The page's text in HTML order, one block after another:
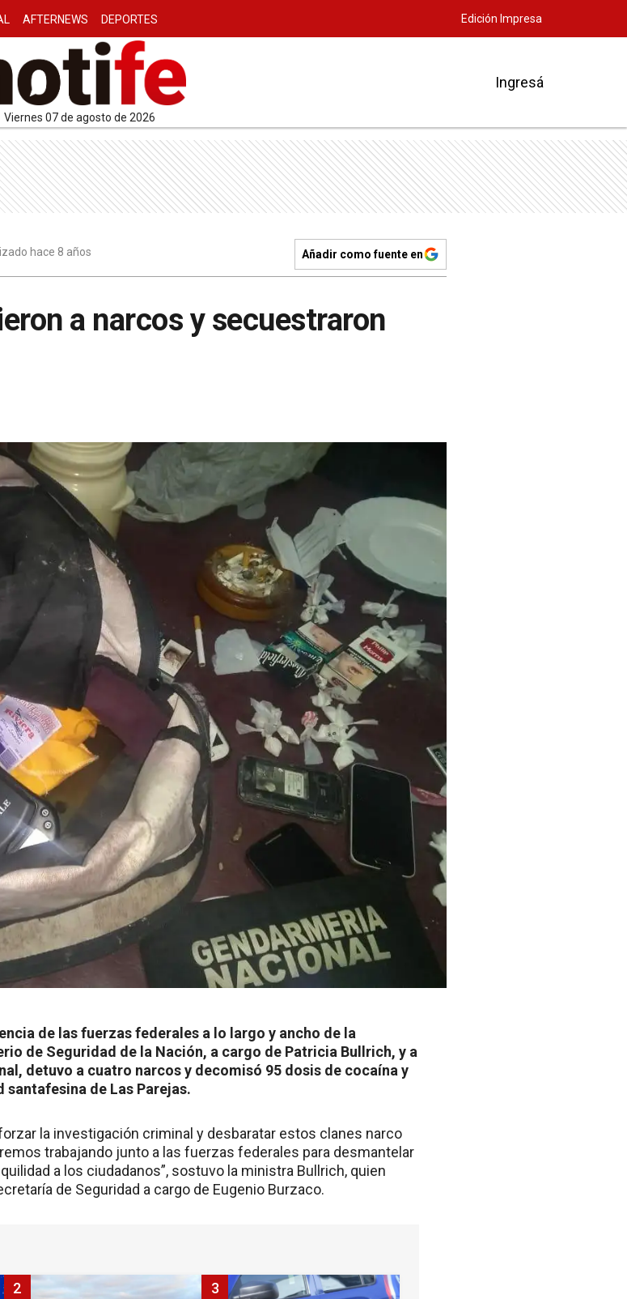
AFTERNEWS DEPORTES Edición Impresa
viernes 07 de agosto de 2026
Ingresá
hace 8 años Añadir como fuente en
a narcos y secuestraron
de las fuerzas federales a lo largo y ancho de la
de Seguridad de la Nación, a cargo de Patricia Bullrich, y a
detuvo a cuatro narcos y decomisó 95 dosis de cocaína y
de Las Parejas.
la investigación criminal y desbaratar estos clanes narco
trabajando junto a las fuerzas federales para desmantelar
a los ciudadanos”, sostuvo la ministra Bullrich, quien
de Seguridad a cargo de Eugenio Burzaco.
2 3